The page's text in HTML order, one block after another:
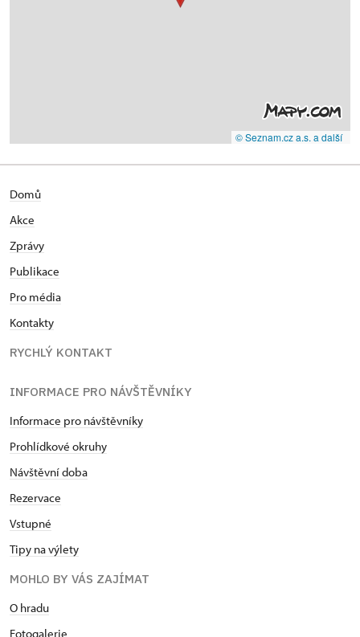
© Seznam.cz a.s. a další
Domů
Akce
Zprávy
Publikace
Pro média
Kontakty
RYCHLÝ KONTAKT
INFORMACE PRO NÁVŠTĚVNÍKY
Informace pro návštěvníky
Prohlídkové okruhy
Návštěvní doba
Rezervace
Vstupné
Tipy na výlety
MOHLO BY VÁS ZAJÍMAT
O hradu
Fotogalerie